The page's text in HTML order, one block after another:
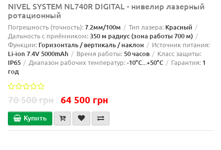
NIVEL SYSTEM NL740R DIGITAL - нивелир лазерный
ротационный
Погрешность (точность):7.2мм/100м Тип лазера: Красный
Дальность с приёмником:350 м радиус (зона работы 700 м)
Функции: Горизонталь / вертикаль / наклон Источник питания:
Li-ion 7.4V 5000mAh Время работы: 50 часов Класс защиты:
IP65 Диапазон рабочих температур:-10°C...+50°C Гарантия: 1
год
70 500 грн 64 500 грн
Купить